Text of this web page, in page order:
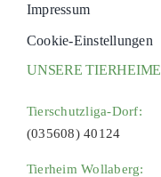
Impressum
Cookie-Einstellungen
UNSERE TIERHEIME
Tierschutzliga-Dorf:
(035608) 40124
Tierheim Wollaberg: